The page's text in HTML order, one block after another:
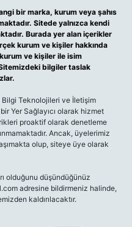
bir marka, kurum veya şahıs
Sitede yalnızca kendi
Burada yer alan içerikler
kurum ve kişiler hakkında
ve kişiler ile isim
bilgiler taslak
Bilgi Teknolojileri ve İletişim
Yer Sağlayıcı olarak hizmet
proaktif olarak denetleme
Ancak, üyelerimiz
olup, siteye üye olarak
olduğunu düşündüğünüz
adresine bildirmeniz halinde,
kaldırılacaktır.